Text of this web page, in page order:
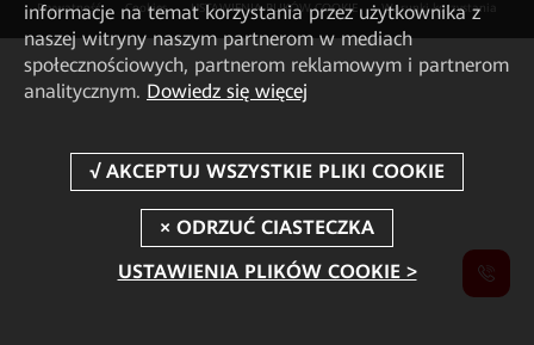
Prywatność
Cookies USTAWIENIA PLIKÓW COOKIE Warunki korzystania
informacje na temat korzystania przez użytkownika z
naszej witryny naszym partnerom w mediach
społecznościowych, partnerom reklamowym i partnerom
analitycznym. Dowiedz się więcej
USTAWIENIA PLIKÓW COOKIE >